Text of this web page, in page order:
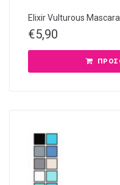
Elixir Vulturous
€5,90